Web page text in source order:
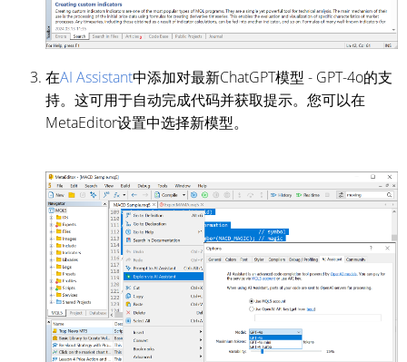
在AI Assistant中添加对最新ChatGPT模型 - GPT-4o的支
持。这可用于自动完成代码并获取提示。您可以在
MetaEditor设置中选择新模型。